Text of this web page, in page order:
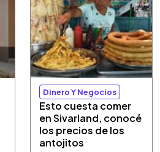
Dinero Y Negocios
Esto cuesta comer
en Sivarland, conocé
los precios de los
antojitos